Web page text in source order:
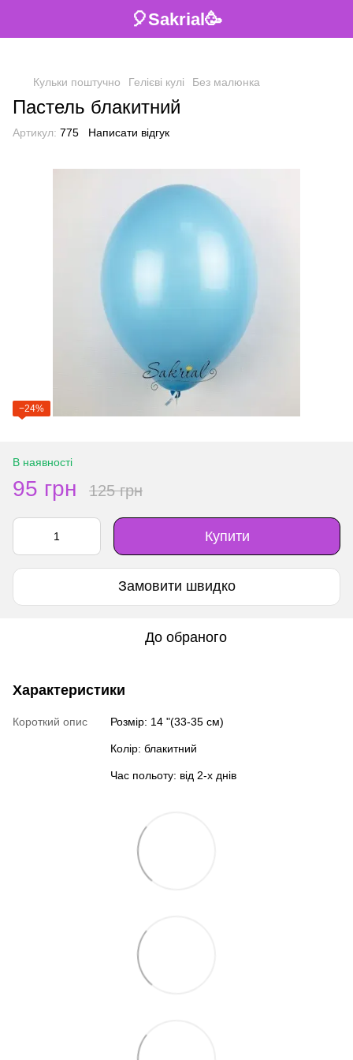
🎈Sakrial🥳
Кульки поштучно Гелієві кулі Без малюнка
Пастель блакитний
Артикул: 775 Написати відгук
−24%
В наявності
95 грн 125 грн
Купити
Замовити швидко
До обраного
Характеристики
Короткий опис Розмір: 14 "(33-35 см)
Колір: блакитний
Час польоту: від 2-х днів